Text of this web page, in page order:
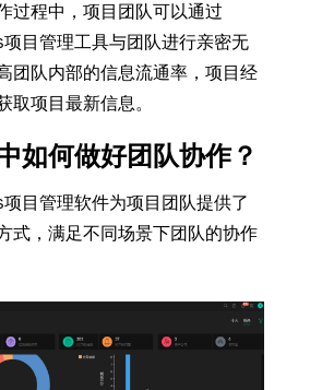
过程中，项目团队可以通过
目管理工具与团队进行亲密无
团队内部的信息流通率，项目经
取项目最新信息。
如何做好团队协作？
目管理软件为项目团队提供了
式，满足不同场景下团队的协作